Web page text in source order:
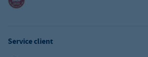
Service client